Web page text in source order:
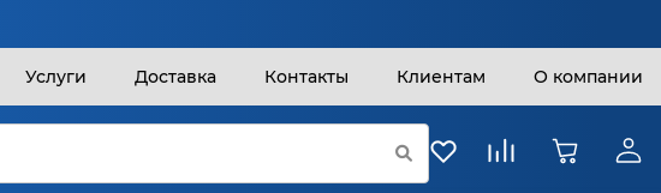
Услуги Доставка Контакты Клиентам О компании